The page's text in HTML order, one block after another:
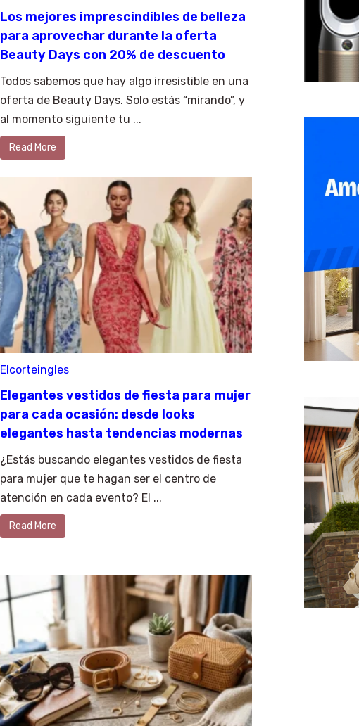
Los mejores imprescindibles de belleza
para aprovechar durante la oferta
Beauty Days con 20% de descuento
Todos sabemos que hay algo irresistible en una
oferta de Beauty Days. Solo estás “mirando”, y
al momento siguiente tu ...
Read More
Elcorteingles
Elegantes vestidos de fiesta para mujer
para cada ocasión: desde looks
elegantes hasta tendencias modernas
¿Estás buscando elegantes vestidos de fiesta
para mujer que te hagan ser el centro de
atención en cada evento? El ...
Read More
Select Language ×